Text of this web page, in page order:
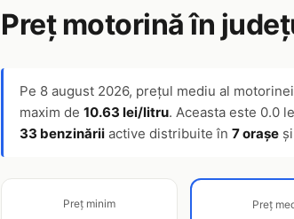
Preț motorină în
Pe 8 august 2026, prețul mediu al
maxim de 10.63 lei/litru. Aceasta este 0.0
33 benzinării active distribuite în 7 orașe
Preț minim Preț